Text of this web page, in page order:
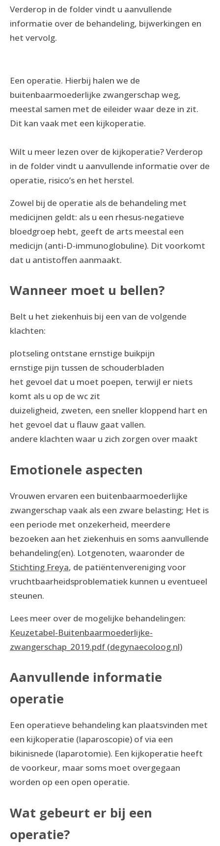
Verderop in de folder vindt u aanvullende
informatie over de behandeling, bijwerkingen en
het vervolg.
Een operatie. Hierbij halen we de
buitenbaarmoederlijke zwangerschap weg,
meestal samen met de eileider waar deze in zit.
Dit kan vaak met een kijkoperatie.
Wilt u meer lezen over de kijkoperatie? Verderop
in de folder vindt u aanvullende informatie over de
operatie, risico’s en het herstel.
Zowel bij de operatie als de behandeling met
medicijnen geldt: als u een rhesus-negatieve
bloedgroep hebt, geeft de arts meestal een
medicijn (anti-D-immunoglobuline). Dit voorkomt
dat u antistoffen aanmaakt.
Wanneer moet u bellen?
Belt u het ziekenhuis bij een van de volgende
klachten:
plotseling ontstane ernstige buikpijn
ernstige pijn tussen de schouderbladen
het gevoel dat u moet poepen, terwijl er niets
komt als u op de wc zit
duizeligheid, zweten, een sneller kloppend hart en
het gevoel dat u flauw gaat vallen.
andere klachten waar u zich zorgen over maakt
Emotionele aspecten
Vrouwen ervaren een buitenbaarmoederlijke
zwangerschap vaak als een zware belasting; Het is
een periode met onzekerheid, meerdere
bezoeken aan het ziekenhuis en soms aanvullende
behandeling(en). Lotgenoten, waaronder de
Stichting Freya, de patiëntenvereniging voor
vruchtbaarheidsproblematiek kunnen u eventueel
steunen.
Lees meer over de mogelijke behandelingen:
Keuzetabel-Buitenbaarmoederlijke-
zwangerschap_2019.pdf (degynaecoloog.nl)
Aanvullende informatie
operatie
Een operatieve behandeling kan plaatsvinden met
een kijkoperatie (laparoscopie) of via een
bikinisnede (laparotomie). Een kijkoperatie heeft
de voorkeur, maar soms moet overgegaan
worden op een open operatie.
Wat gebeurt er bij een
operatie?